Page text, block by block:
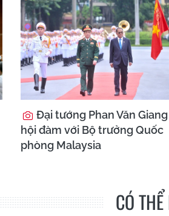
Đại tướng Phan Văn Giang
hội đàm với Bộ trưởng Quốc
phòng Malaysia
CÓ